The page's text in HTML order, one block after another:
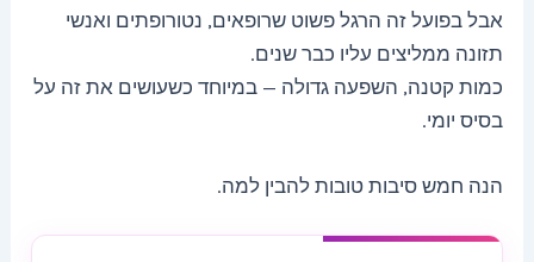
אבל בפועל זה הרגל פשוט שרופאים, נטורופתים ואנשי
תזונה ממליצים עליו כבר שנים.
כמות קטנה, השפעה גדולה — במיוחד כשעושים את זה על
בסיס יומי.
הנה חמש סיבות טובות להבין למה.